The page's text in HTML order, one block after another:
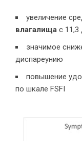
увеличение
влагалища с 11,3
значимое
диспареунию
повышение
по шкале FSFI